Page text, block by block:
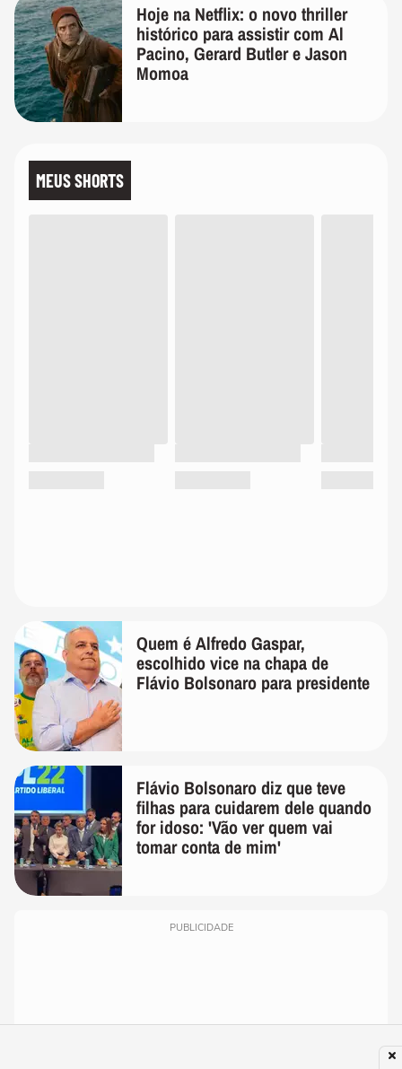
Hoje na Netflix: o novo thriller
histórico para assistir com Al
Pacino, Gerard Butler e Jason
Momoa
MEUS SHORTS
Quem é Alfredo Gaspar,
escolhido vice na chapa de
Flávio Bolsonaro para presidente
Flávio Bolsonaro diz que teve
filhas para cuidarem dele quando
for idoso: 'Vão ver quem vai
tomar conta de mim'
PUBLICIDADE